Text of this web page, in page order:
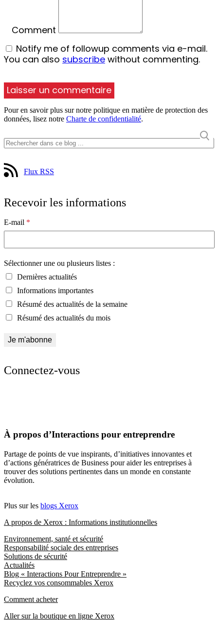
Comment
Notify me of followup comments via e-mail.
You can also subscribe without commenting.
Pour en savoir plus sur notre politique en matière de protection des
données, lisez notre Charte de confidentialité.
Flux RSS
Recevoir les informations
E-mail *
Sélectionner une ou plusieurs listes :
Dernières actualités
Informations importantes
Résumé des actualités de la semaine
Résumé des actualités du mois
Connectez-vous
À propos d’Interactions pour entreprendre
Partage de points de vue inspirants, d’initiatives innovantes et
d’actions génératrices de Business pour aider les entreprises à
trouver des solutions pertinentes dans un monde en constante
évolution.
Plus sur les blogs Xerox
A propos de Xerox : Informations institutionnelles
Environnement, santé et sécurité
Responsabilité sociale des entreprises
Solutions de sécurité
Actualités
Blog « Interactions Pour Entreprendre »
Recyclez vos consommables Xerox
Comment acheter
Aller sur la boutique en ligne Xerox